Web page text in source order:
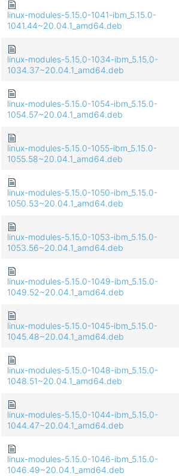
linux-modules-5.15.0-1041-ibm_5.15.0-
1041.44~20.04.1_amd64.deb
linux-modules-5.15.0-1034-ibm_5.15.0-
1034.37~20.04.1_amd64.deb
linux-modules-5.15.0-1054-ibm_5.15.0-
1054.57~20.04.1_amd64.deb
linux-modules-5.15.0-1055-ibm_5.15.0-
1055.58~20.04.1_amd64.deb
linux-modules-5.15.0-1050-ibm_5.15.0-
1050.53~20.04.1_amd64.deb
linux-modules-5.15.0-1053-ibm_5.15.0-
1053.56~20.04.1_amd64.deb
linux-modules-5.15.0-1049-ibm_5.15.0-
1049.52~20.04.1_amd64.deb
linux-modules-5.15.0-1045-ibm_5.15.0-
1045.48~20.04.1_amd64.deb
linux-modules-5.15.0-1048-ibm_5.15.0-
1048.51~20.04.1_amd64.deb
linux-modules-5.15.0-1044-ibm_5.15.0-
1044.47~20.04.1_amd64.deb
linux-modules-5.15.0-1046-ibm_5.15.0-
1046.49~20.04.1_amd64.deb